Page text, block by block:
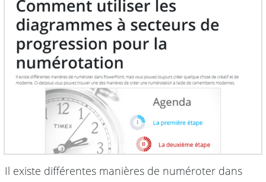
Il existe différentes manières de numéroter dans